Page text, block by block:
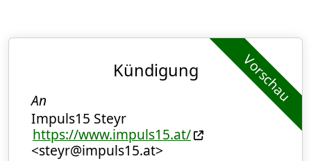
Vorschau
Kündigung
An
Impuls15 Steyr
https://www.impuls15.at/
<steyr@impuls15.at>